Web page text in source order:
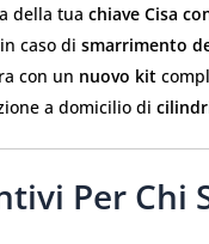
della tua chiave Cisa
caso di smarrimento
con un nuovo kit
a domicilio di
Per Chi